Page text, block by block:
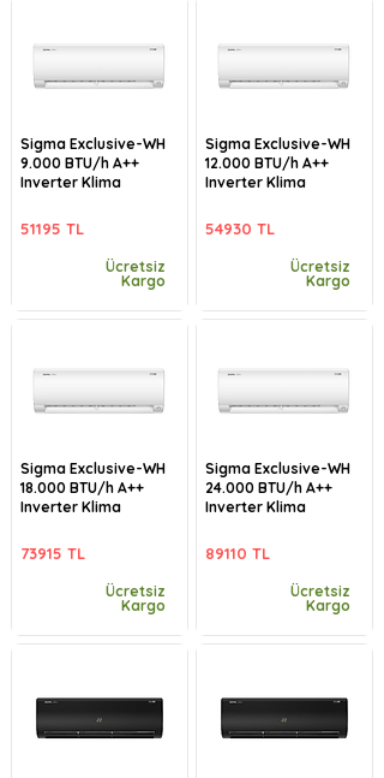
Sigma Exclusive-WH
9.000 BTU/h A++
Inverter Klima
51195 TL
Ücretsiz
Kargo
Sigma Exclusive-WH
18.000 BTU/h A++
Inverter Klima
73915 TL
Ücretsiz
Kargo
Sigma Exclusive-WH
12.000 BTU/h A++
Inverter Klima
54930 TL
Ücretsiz
Kargo
Sigma Exclusive-WH
24.000 BTU/h A++
Inverter Klima
89110 TL
Ücretsiz
Kargo